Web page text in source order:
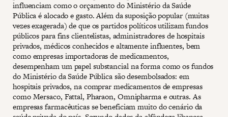
influenciam como o orçamento do Ministério da Saúde
Pública é alocado e gasto. Além da suposição popular (muitas
vezes exagerada) de que os partidos políticos utilizam fundos
públicos para fins clientelistas, administradores de hospitais
privados, médicos conhecidos e altamente influentes, bem
como empresas importadoras de medicamentos,
desempenham um papel substancial na forma como os fundos
do Ministério da Saúde Pública são desembolsados: em
hospitais privados, na comprar medicamentos de empresas
como Mersaco, Fattal, Pharaon, Omnipharma e outras. As
empresas farmacêuticas se beneficiam muito do cenário da